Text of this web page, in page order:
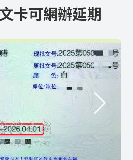
卡可網辦延期